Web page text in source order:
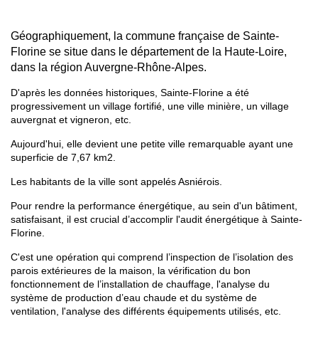
Géographiquement, la commune française de Sainte-
Florine se situe dans le département de la Haute-Loire,
dans la région Auvergne-Rhône-Alpes.
D'après les données historiques, Sainte-Florine a été
progressivement un village fortifié, une ville minière, un village
auvergnat et vigneron, etc.
Aujourd'hui, elle devient une petite ville remarquable ayant une
superficie de 7,67 km2.
Les habitants de la ville sont appelés Asniérois.
Pour rendre la performance énergétique, au sein d'un bâtiment,
satisfaisant, il est crucial d’accomplir l'audit énergétique à Sainte-
Florine.
C'est une opération qui comprend l’inspection de l’isolation des
parois extérieures de la maison, la vérification du bon
fonctionnement de l’installation de chauffage, l'analyse du
système de production d’eau chaude et du système de
ventilation, l'analyse des différents équipements utilisés, etc.